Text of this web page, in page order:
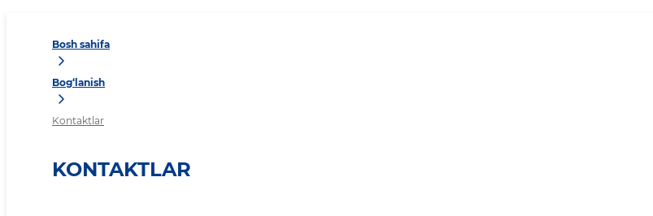
Bosh sahifa
Bog‘lanish
Kontaktlar
KONTAKTLAR